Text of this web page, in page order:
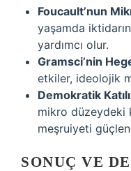
Foucault’nun
yaşamda
yardımcı olur.
Gramsci’nin
etkiler, ideolojik
Demokratik
mikro düzeydeki
meşruiyeti
SONUÇ VE